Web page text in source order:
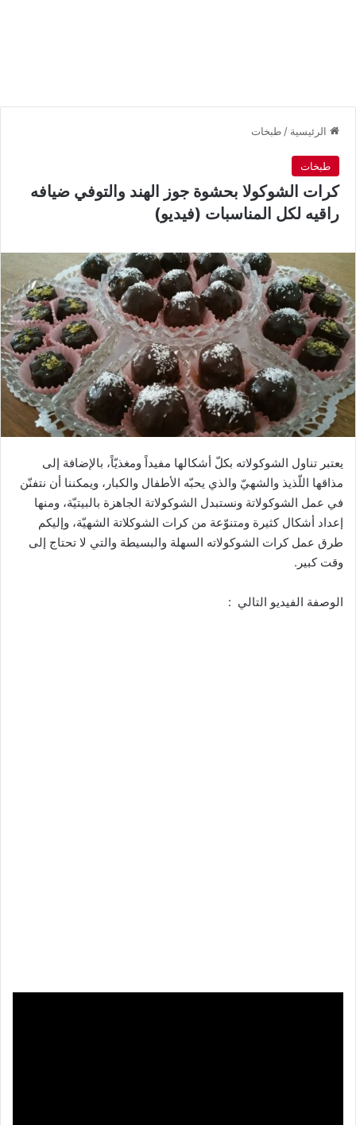
الرئيسية / طبخات
طبخات
كرات الشوكولا بحشوة جوز الهند والتوفي ضيافه
راقيه لكل المناسبات (فيديو)
يعتبر تناول الشوكولاته بكلّ أشكالها مفيداً ومغذيّاً، بالإضافة إلى
مذاقها اللّذيذ والشهيّ والذي يحبّه الأطفال والكبار، ويمكننا أن نتفنّن
في عمل الشوكولاتة ونستبدل الشوكولاتة الجاهزة بالبيتيّة، ومنها
إعداد أشكال كثيرة ومتنوّعة من كرات الشوكلاتة الشهيّة، وإليكم
طرق عمل كرات الشوكولاته السهلة والبسيطة والتي لا تحتاج إلى
وقت كبير.
الوصفة الفيديو التالي :